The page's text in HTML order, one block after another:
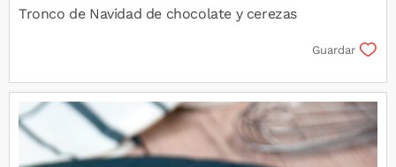
Tronco de Navidad de chocolate y cerezas
Guardar